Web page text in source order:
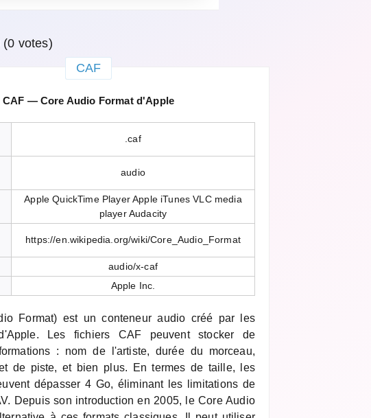
(0 votes)
CAF
CAF — Core Audio Format d'Apple
.caf
audio
Apple QuickTime Player Apple iTunes VLC media
player Audacity
https://en.wikipedia.org/wiki/Core_Audio_Format
audio/x-caf
Apple Inc.
Format) est un conteneur audio créé par les
Les fichiers CAF peuvent stocker de
: nom de l'artiste, durée du morceau,
de piste, et bien plus. En termes de taille, les
dépasser 4 Go, éliminant les limitations de
Depuis son introduction en 2005, le Core Audio